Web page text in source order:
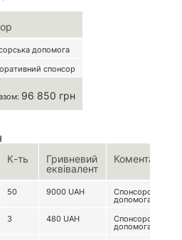
допомога
спонсор
96 850 грн
К-ть
Гривневий
еквівалент
Коментар
50 9000 UAH Спонсорська
допомога
3 480 UAH Спонсорська
допомога